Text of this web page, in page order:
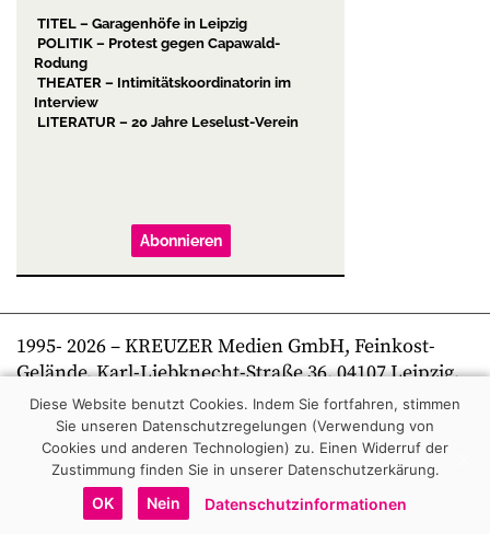
TITEL – Garagenhöfe in Leipzig
POLITIK – Protest gegen Capawald-
Rodung
THEATER – Intimitätskoordinatorin im
Interview
LITERATUR – 20 Jahre Leselust-Verein
Abonnieren
1995- 2026– KREUZER Medien GmbH, Feinkost-
Gelände, Karl-Liebknecht-Straße 36, 04107 Leipzig,
Telefon +49 341 269 80 0 | kreuzer online
Diese Website benutzt Cookies. Indem Sie fortfahren, stimmen
Sie unseren Datenschutzregelungen (Verwendung von
Cookies und anderen Technologien) zu. Einen Widerruf der
Zustimmung finden Sie in unserer Datenschutzerkärung.
OK Nein Datenschutzinformationen